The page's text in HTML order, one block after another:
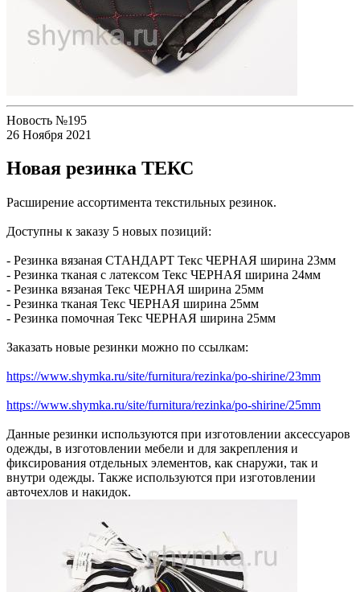
Новость №195
26 Ноября 2021
Новая резинка ТЕКС
Расширение ассортимента текстильных резинок.
Доступны к заказу 5 новых позиций:
- Резинка вязаная СТАНДАРТ Текс ЧЕРНАЯ ширина 23мм
- Резинка тканая с латексом Текс ЧЕРНАЯ ширина 24мм
- Резинка вязаная Текс ЧЕРНАЯ ширина 25мм
- Резинка тканая Текс ЧЕРНАЯ ширина 25мм
- Резинка помочная Текс ЧЕРНАЯ ширина 25мм
Заказать новые резинки можно по ссылкам:
https://www.shymka.ru/site/furnitura/rezinka/po-shirine/23mm
https://www.shymka.ru/site/furnitura/rezinka/po-shirine/25mm
Данные резинки используются при изготовлении аксессуаров
одежды, в изготовлении мебели и для закрепления и
фиксирования отдельных элементов, как снаружи, так и
внутри одежды. Также используются при изготовлении
авточехлов и накидок.